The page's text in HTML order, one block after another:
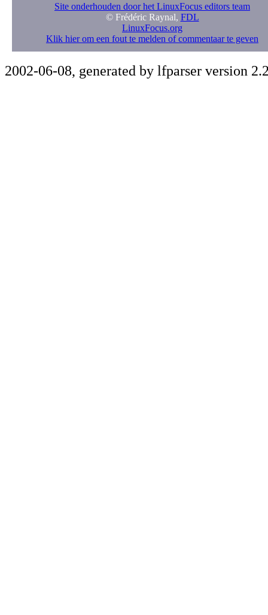
Site onderhouden door het LinuxFocus editors team
© Frédéric Raynal, FDL
LinuxFocus.org
Klik hier om een fout te melden of commentaar te geven
2002-06-08, generated by lfparser version